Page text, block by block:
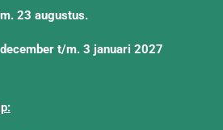
23 augustus.
t/m. 3 januari 2027